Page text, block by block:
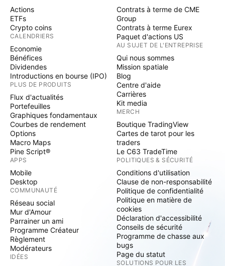
Actions
ETFs
Crypto coins
CALENDRIERS
Economie
Bénéfices
Dividendes
Introductions en bourse (IPO)
PLUS DE PRODUITS
Flux d'actualités
Portefeuilles
Graphiques fondamentaux
Courbes de rendement
Options
Macro Maps
Pine Script®
APPS
Mobile
Desktop
COMMUNAUTÉ
Réseau social
Mur d'Amour
Parrainer un ami
Programme Créateur
Règlement
Modérateurs
IDÉES
Contrats à terme de CME
Group
Contrats à terme Eurex
Paquet d'actions US
AU SUJET DE L'ENTREPRISE
Qui nous sommes
Mission spatiale
Blog
Centre d'aide
Carrières
Kit media
MERCH
Boutique TradingView
Cartes de tarot pour les
traders
Le C63 TradeTime
POLITIQUES & SÉCURITÉ
Conditions d'utilisation
Clause de non-responsabilité
Politique de confidentialité
Politique en matière de
cookies
Déclaration d'accessibilité
Conseils de sécurité
Programme de chasse aux
bugs
Page du statut
SOLUTIONS POUR LES